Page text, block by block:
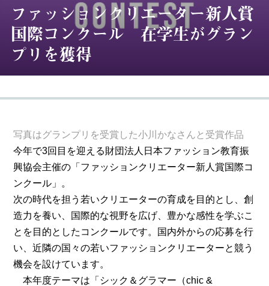
ファッションクリエーター新人賞
国際コンクール 在学生がグラン
プリを獲得
写真はグランプリを受賞した小川かなさんと受賞作品
今年で3回目を迎える財団法人日本ファッション教育振
興協会主催の「ファッションクリエーター新人賞国際コ
ンクール」。
次の時代を担う若いクリエーターの育成を目的とし、創
造力を養い、国際的な視野を広げ、豊かな感性を学ぶこ
とを目的としたコンクールです。国内外からの応募を行
い、近隣の国々の若いファッションクリエーターと競う
機会を設けています。
本年度テーマは「シック＆グラマー（chic &